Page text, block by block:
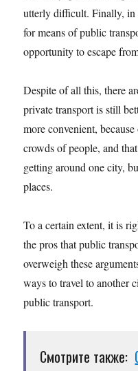
utterly difficult. Finally, in
for means of public
opportunity to escape
Despite of all this, there
private transport is still
more convenient,
crowds of people, and
getting around one city,
places.
To a certain extent, it is
the pros that public
overweigh these
ways to travel to another
public transport.
Смотрите также: